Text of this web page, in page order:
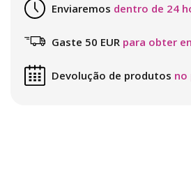
Enviaremos dentro de 24
Gaste 50 EUR para obter
Devolução de produtos no